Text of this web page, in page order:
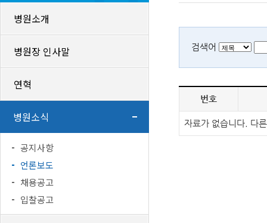
병원소개
병원장 인사말
연혁
병원소식
공지사항
언론보도
채용공고
입찰공고
검색어
번호
자료가 없습니다. 다